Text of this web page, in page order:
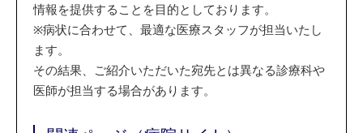
情報を提供することを目的としております。
※病状に合わせて、最適な医療スタッフが担当いたし
ます。
その結果、ご紹介いただいた宛先とは異なる診療科や
医師が担当する場合があります。